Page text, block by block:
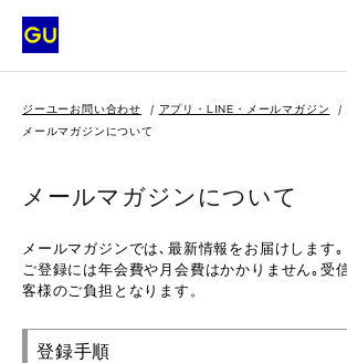
ジーユーお問い合わせ アプリ・LINE・メールマガジン
メールマガジンについて
メールマガジンについて
メールマガジンでは､最新情報をお届けします｡
ご登録には年会費や月会費はかかりません｡受
客様のご負担となります。
登録手順